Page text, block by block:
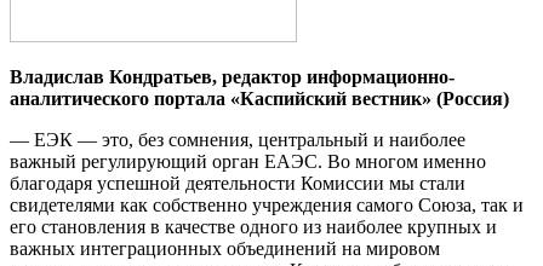
Владислав Кондратьев, редактор информационно-
аналитического портала «Каспийский вестник» (Россия)
— ЕЭК — это, без сомнения, центральный и наиболее
важный регулирующий орган ЕАЭС. Во многом именно
благодаря успешной деятельности Комиссии мы стали
свидетелями как собственно учреждения самого Союза, так и
его становления в качестве одного из наиболее крупных и
важных интеграционных объединений на мировом